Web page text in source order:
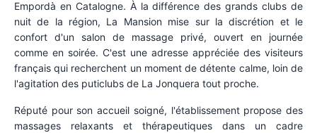
Empordà en Catalogne. À la différence des grands clubs de
nuit de la région, La Mansion mise sur la discrétion et le
confort d'un salon de massage privé, ouvert en journée
comme en soirée. C'est une adresse appréciée des visiteurs
français qui recherchent un moment de détente calme, loin de
l'agitation des puticlubs de La Jonquera tout proche.
Réputé pour son accueil soigné, l'établissement propose des
massages relaxants et thérapeutiques dans un cadre